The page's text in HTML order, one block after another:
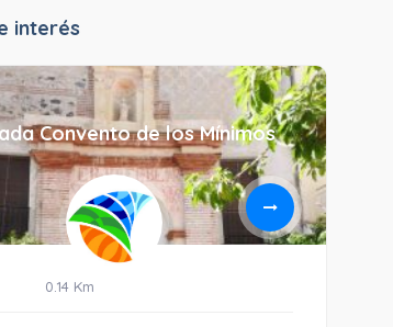
interés
Convento de los Mínimos
0.14 Km